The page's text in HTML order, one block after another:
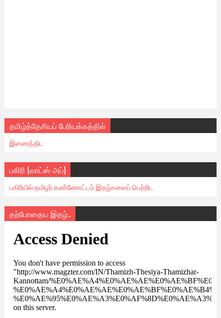
தமிழ்த்தேசியப் பேரியக்கத்தில்
இணைந்திட
பகிரி (வாட்ஸ் அப்)
பகிரியில் தமிழர் கண்ணோட்டம் இதழ்களைப் பெற்றிட
தற்போதைய இதழ்..